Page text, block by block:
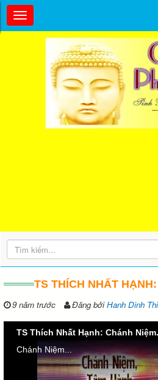
TS THÍCH NHẤT
9 năm trước Đăng bởiHanh Dinh
TS Thích Nhất Hạnh: Chánh
Chánh Niệm...